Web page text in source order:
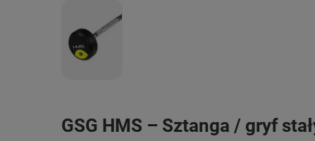
GSG HMS – Sztanga / gryf